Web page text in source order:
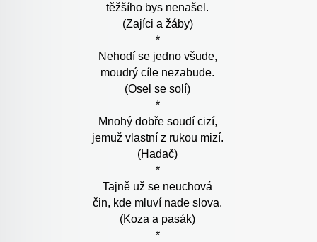
těžšího bys nenašel.
(Zajíci a žáby)
*
Nehodí se jedno všude,
moudrý cíle nezabude.
(Osel se solí)
*
Mnohý dobře soudí cizí,
jemuž vlastní z rukou mizí.
(Hadač)
*
Tajně už se neuchová
čin, kde mluví nade slova.
(Koza a pasák)
*